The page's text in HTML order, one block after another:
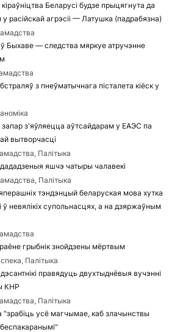
Беларусі будзе прыцягнута да
у расійскай агрэсіі — Латушка (падрабязна)
ў Быхаве — следства мяркуе атручэнне
з пнеўматычнага пісталета кіёск у
з'яўляецца аўтсайдарам у ЕАЭС па
вытворчасці
Палітыка
яшчэ чатыры чалавекі
Палітыка
тэндэнцый беларуская мова хутка
невялікіх супольнасцях, а на дзяржаўным
грыбнік знойдзены мёртвым
Палітыка
дэсантнікі правядуць двухтыднёвыя вучэнні
КНР
Палітыка
"зрабіць усё магчымае, каб злачынствы